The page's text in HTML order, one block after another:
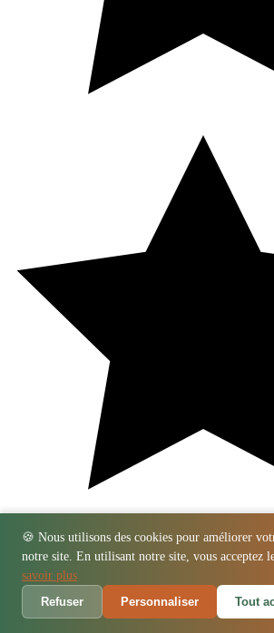
🍪 Nous utilisons des cookies pour améliorer
notre site. En utilisant notre site, vous acceptez
savoir plus
Refuser
Personnaliser Tout